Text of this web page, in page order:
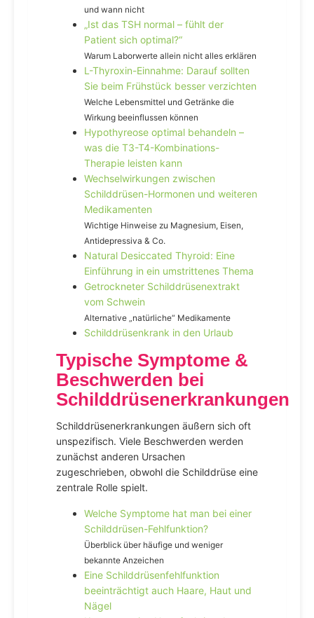
und wann nicht
„Ist das TSH normal – fühlt der
Patient sich optimal?“
Warum Laborwerte allein nicht alles erklären
L-Thyroxin-Einnahme: Darauf sollten
Sie beim Frühstück besser verzichten
Welche Lebensmittel und Getränke die
Wirkung beeinflussen können
Hypothyreose optimal behandeln –
was die T3-T4-Kombinations-
Therapie leisten kann
Wechselwirkungen zwischen
Schilddrüsen-Hormonen und weiteren
Medikamenten
Wichtige Hinweise zu Magnesium, Eisen,
Antidepressiva & Co.
Natural Desiccated Thyroid: Eine
Einführung in ein umstrittenes Thema
Getrockneter Schilddrüsenextrakt
vom Schwein
Alternative „natürliche“ Medikamente
Schilddrüsenkrank in den Urlaub
Typische Symptome &
Beschwerden bei
Schilddrüsenerkrankungen
Schilddrüsenerkrankungen äußern sich oft
unspezifisch. Viele Beschwerden werden
zunächst anderen Ursachen
zugeschrieben, obwohl die Schilddrüse eine
zentrale Rolle spielt.
Welche Symptome hat man bei einer
Schilddrüsen-Fehlfunktion?
Überblick über häufige und weniger
bekannte Anzeichen
Eine Schilddrüsenfehlfunktion
beeinträchtigt auch Haare, Haut und
Nägel